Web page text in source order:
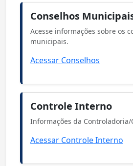
Conselhos
Acesse informações sobre os
municipais.
Acessar Conselhos
Controle Interno
Informações da
Acessar Controle Interno